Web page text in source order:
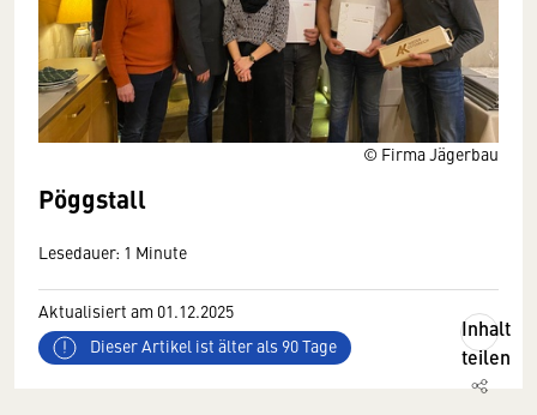
© Firma Jägerbau
Pöggstall
Lesedauer: 1 Minute
Aktualisiert am 01.12.2025
Dieser Artikel ist älter als 90 Tage
Inhalt
teilen